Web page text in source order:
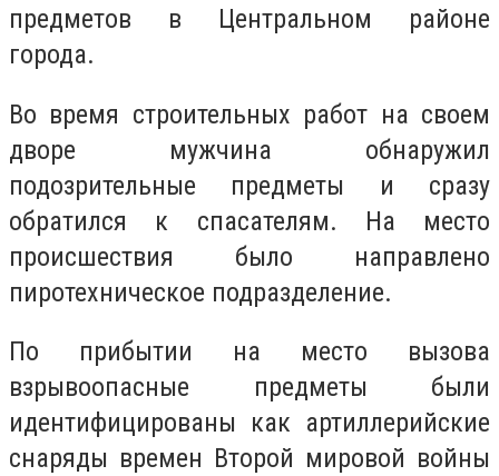
предметов в Центральном районе
города.
Во время строительных работ на своем
дворе мужчина обнаружил
подозрительные предметы и сразу
обратился к спасателям. На место
происшествия было направлено
пиротехническое подразделение.
По прибытии на место вызова
взрывоопасные предметы были
идентифицированы как артиллерийские
снаряды времен Второй мировой войны